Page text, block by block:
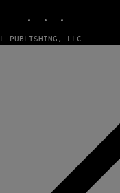
PUBLISHING, LLC